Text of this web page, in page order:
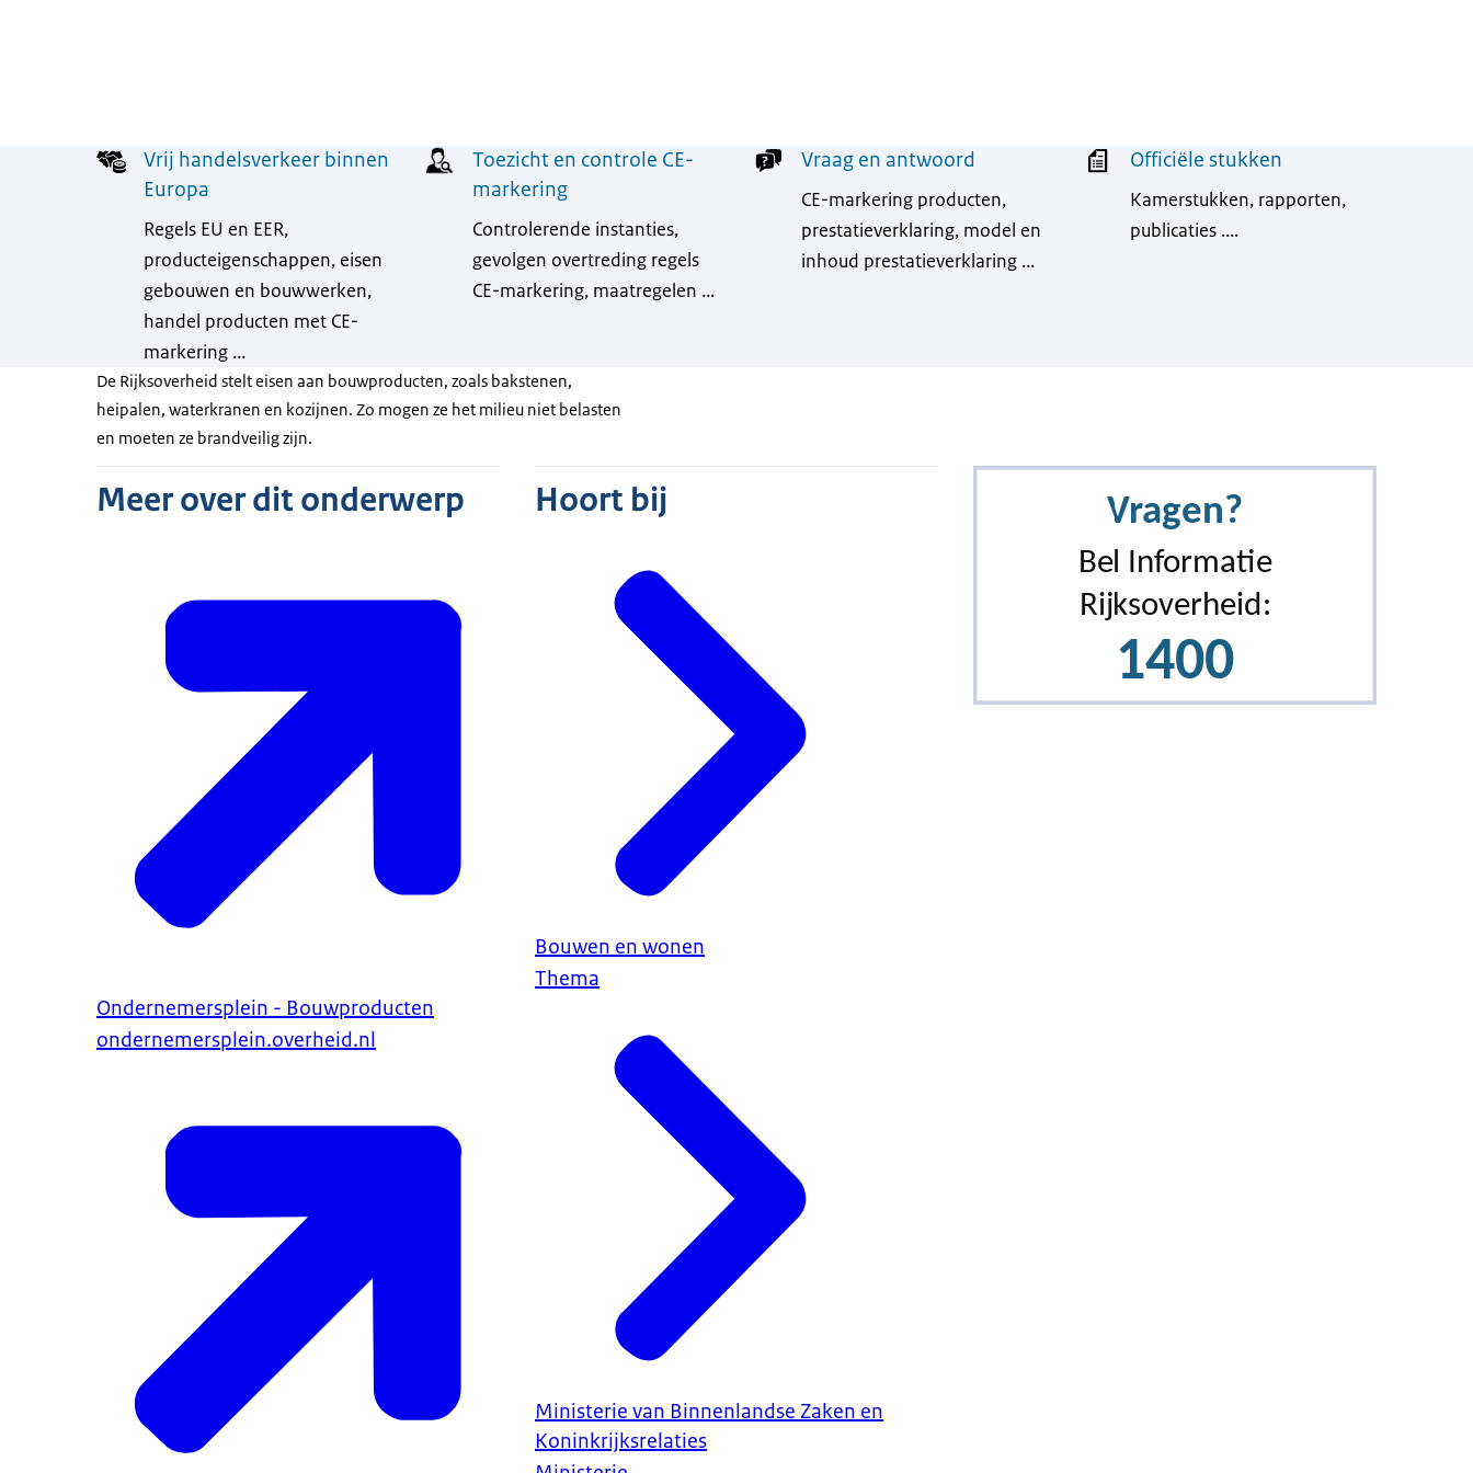
Vrij handelsverkeer binnen
Europa
Regels EU en EER,
producteigenschappen, eisen
gebouwen en bouwwerken,
handel producten met CE-
markering ...
Toezicht en controle CE-
markering
Controlerende instanties,
gevolgen overtreding regels
CE-markering, maatregelen ...
Vraag en antwoord
CE-markering producten,
prestatieverklaring, model en
inhoud prestatieverklaring ...
Officiële stukken
Kamerstukken, rapporten,
publicaties ....
De Rijksoverheid stelt eisen aan bouwproducten, zoals bakstenen,
heipalen, waterkranen en kozijnen. Zo mogen ze het milieu niet belasten
en moeten ze brandveilig zijn.
Meer over dit onderwerp
Ondernemersplein - Bouwproducten
ondernemersplein.overheid.nl
Hoort bij
Bouwen en wonen
Thema
Ministerie van Binnenlandse Zaken en
Koninkrijksrelaties